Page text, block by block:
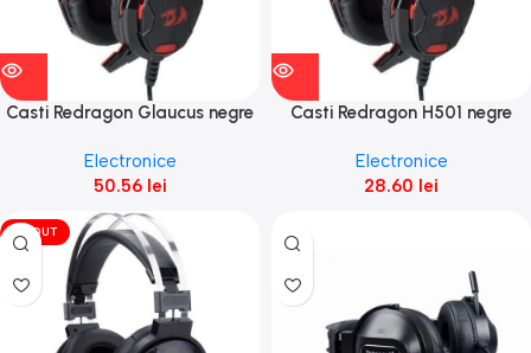
Casti Redragon Glaucus negre
Electronice
50.56 lei
Casti Redragon H501 negre
Electronice
28.60 lei
VÎNDUT